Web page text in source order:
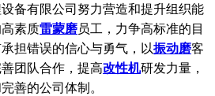
有限公司努力营造和提升组织能
素质雷蒙磨员工，力争高标准的目
担错误的信心与勇气，以振动磨客
团队合作，提高改性机研发力量，
善的公司体制。